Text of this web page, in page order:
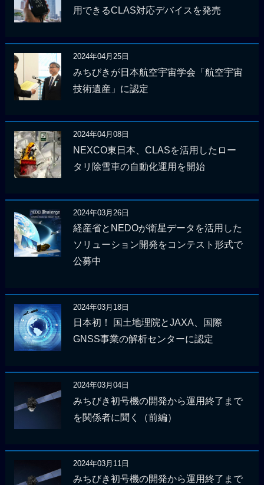
用できるCLAS対応デバイスを発売
2024年04月25日
みちびきが日本航空宇宙学会「航空宇宙
技術遺産」に認定
2024年04月08日
NEXCO東日本、CLASを活用したロー
タリ除雪車の自動化運用を開始
2024年03月26日
経産省とNEDOが衛星データを活用した
ソリューション開発をコンテスト形式で
公募中
2024年03月18日
日本初！ 国土地理院とJAXA、国際
GNSS事業の解析センターに認定
2024年03月04日
みちびき初号機の開発から運用終了まで
を関係者に聞く（前編）
2024年03月11日
みちびき初号機の開発から運用終了まで